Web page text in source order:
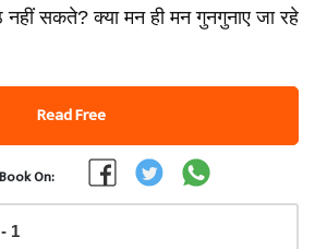
नहीं सकते? क्या मन ही मन गुनगुनाए जा रहे
Read Free
On:
- 1